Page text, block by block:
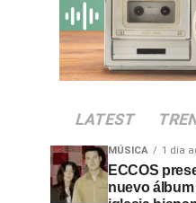
LATEST
MÚSICA 1 día
ECCOS
nuevo